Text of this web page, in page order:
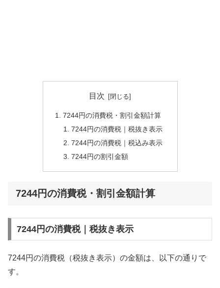
目次
7244円の消費税・割引金額計算
7244円の消費税｜税抜き表示
7244円の消費税｜税込み表示
7244円の割引金額
7244円の消費税・割引金額計算
7244円の消費税｜税抜き表示
7244円の消費税（税抜き表示）の金額は、以下の通りで
す。